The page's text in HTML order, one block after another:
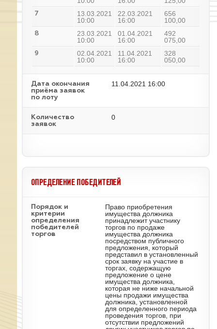
7
13.03.2021
10:00
22.03.2021
16:00
656
100,00
8
23.03.2021
10:00
01.04.2021
16:00
492
075,00
9
02.04.2021
10:00
11.04.2021
16:00
328
050,00
Дата окончания
приёма заявок
по лоту
11.04.2021 16:00
Количество
заявок
0
ОПРЕДЕЛЕНИЕ ПОБЕДИТЕЛЕЙ
Порядок и
критерии
определения
победителей
торгов
Право приобретения
имущества должника
принадлежит участнику
торгов по продаже
имущества должника
посредством публичного
предложения, который
представил в установленный
срок заявку на участие в
торгах, содержащую
предложение о цене
имущества должника,
которая не ниже начальной
цены продажи имущества
должника, установленной
для определенного периода
проведения торгов, при
отсутствии предложений